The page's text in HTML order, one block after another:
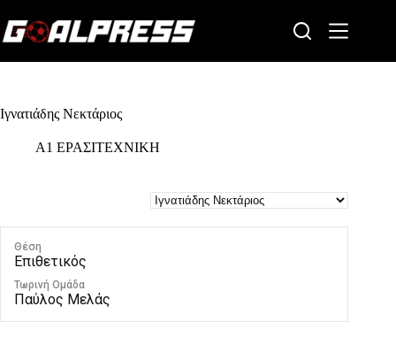
to
content
Ιγνατιάδης Νεκτάριος
Α1 ΕΡΑΣΙΤΕΧΝΙΚΗ
Θέση
Επιθετικός
Τωρινή Ομάδα
Παύλος Μελάς